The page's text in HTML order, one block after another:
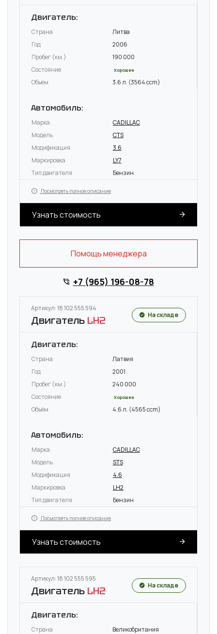
Двигатель:
Страна
Литва
Год
2006
Пробег (км.)
190 000
Состояние
Хорошее
Объём 3.6 л. (3564 ccm)
Автомобиль:
Марка
CADILLAC
Модель
CTS
Модификация
3.6
Маркировка
LY7
Тип двигателя
Бензин
Посмотреть полное описание
Узнать стоимость
Помощь менеджера
+7 (965) 196-08-78
Артикул: 18 102 555 594
Двигатель LH2 На складе
Двигатель:
Страна
Латвия
Год
2001
Пробег (км.)
240 000
Состояние
Хорошее
Объём 4.6 л. (4565 ccm)
Автомобиль:
Марка
CADILLAC
Модель
STS
Модификация
4.6
Маркировка
LH2
Тип двигателя
Бензин
Посмотреть полное описание
Узнать стоимость
Артикул: 18 102 555 595
Двигатель LH2 На складе
Двигатель:
Страна
Великобритания